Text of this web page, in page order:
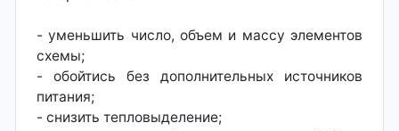
- уменьшить число, объем и массу элементов
схемы;
- обойтись без дополнительных источников
питания;
- снизить тепловыделение;